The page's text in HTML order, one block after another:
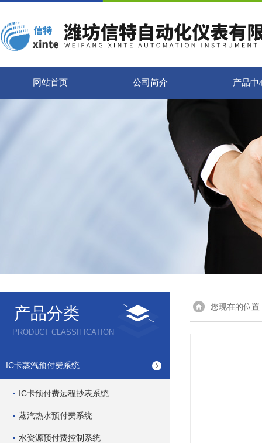
网站首页 公司简介 产品中
产品分类
PRODUCT CLASSIFICATION
IC卡蒸汽预付费系统
IC卡预付费远程抄表系统
蒸汽热水预付费系统
水资源预付费控制系统
您现在的位置